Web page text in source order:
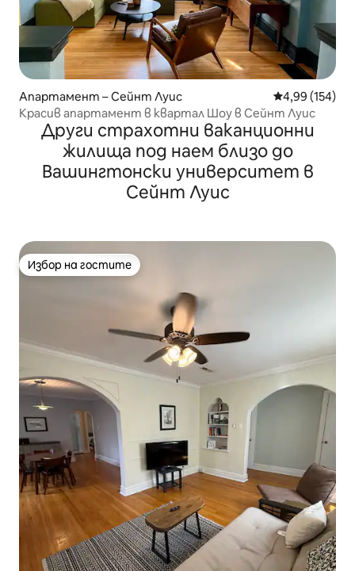
Апартамент – Сейнт Луис Средна
4,99 (154)
Красив апартамент в квартал Шоу в Сейнт Луис
Други страхотни ваканционни
жилища под наем близо до
Вашингтонски университет в
Сейнт Луис
Избор на гостите
Избор на гостите